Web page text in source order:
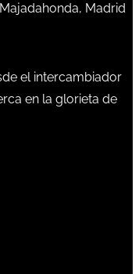
Madrid
el intercambiador
en la glorieta de